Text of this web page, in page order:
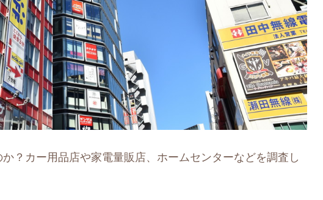
？カー用品店や家電量販店、ホームセンターなどを調査し